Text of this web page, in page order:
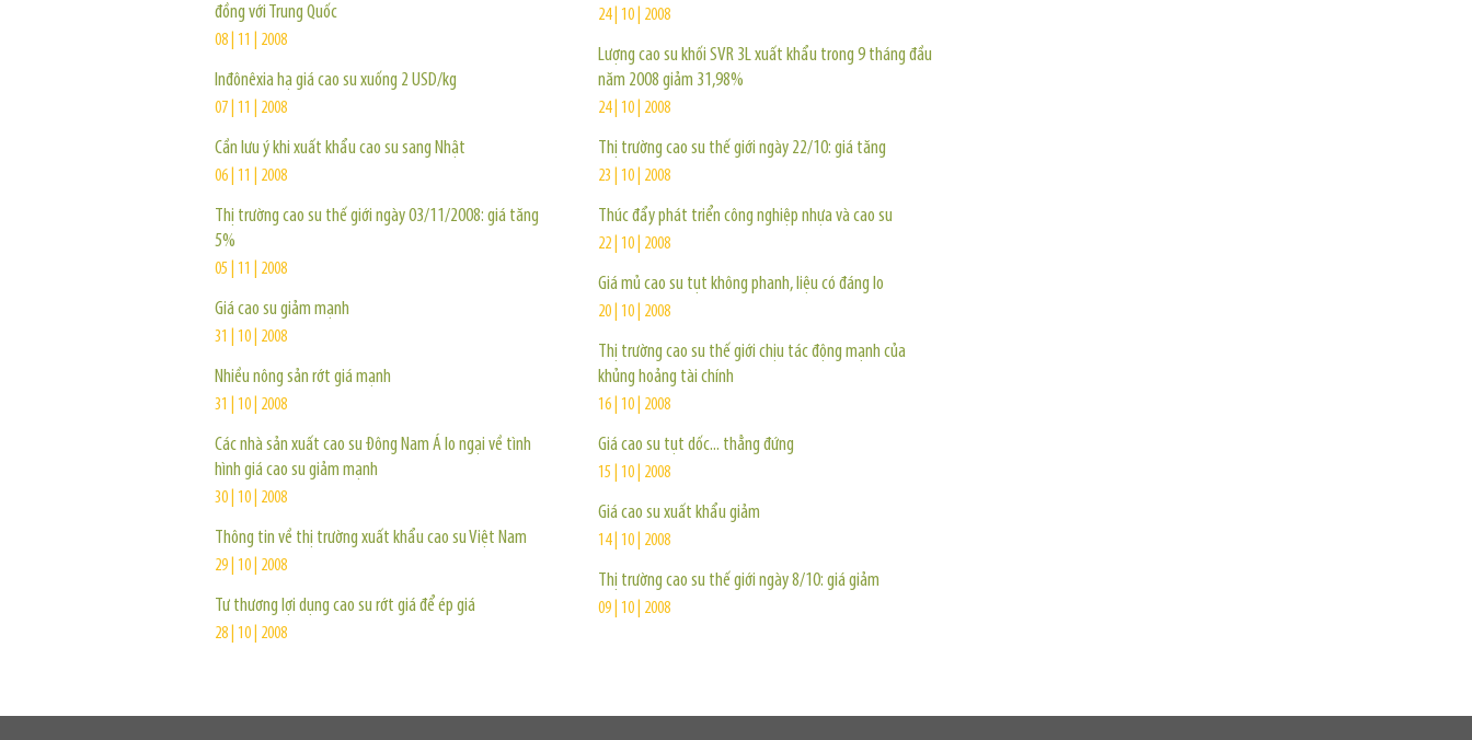
đồng với Trung Quốc
08 | 11 | 2008
Inđônêxia hạ giá cao su xuống 2 USD/kg
07 | 11 | 2008
Cần lưu ý khi xuất khẩu cao su sang Nhật
06 | 11 | 2008
Thị trường cao su thế giới ngày 03/11/2008: giá tăng
5%
05 | 11 | 2008
Giá cao su giảm mạnh
31 | 10 | 2008
Nhiều nông sản rớt giá mạnh
31 | 10 | 2008
Các nhà sản xuất cao su Đông Nam Á lo ngại về tình
hình giá cao su giảm mạnh
30 | 10 | 2008
Thông tin về thị trường xuất khẩu cao su Việt Nam
29 | 10 | 2008
Tư thương lợi dụng cao su rớt giá để ép giá
28 | 10 | 2008
24 | 10 | 2008
Lượng cao su khối SVR 3L xuất khẩu trong 9 tháng đầu
năm 2008 giảm 31,98%
24 | 10 | 2008
Thị trường cao su thế giới ngày 22/10: giá tăng
23 | 10 | 2008
Thúc đẩy phát triển công nghiệp nhựa và cao su
22 | 10 | 2008
Giá mủ cao su tụt không phanh, liệu có đáng lo
20 | 10 | 2008
Thị trường cao su thế giới chịu tác động mạnh của
khủng hoảng tài chính
16 | 10 | 2008
Giá cao su tụt dốc... thẳng đứng
15 | 10 | 2008
Giá cao su xuất khẩu giảm
14 | 10 | 2008
Thị trường cao su thế giới ngày 8/10: giá giảm
09 | 10 | 2008